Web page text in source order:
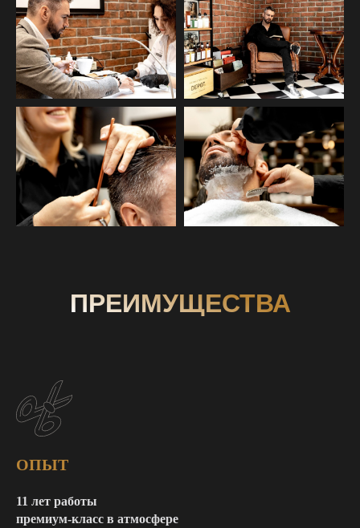
ПРЕИМУЩЕСТВА
ОПЫТ
11 лет работы
премиум-класс в атмосфере